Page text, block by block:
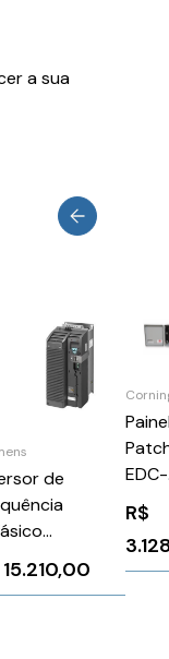
a sua
de
11Kw
Siemens
15.210,00
EDC-
R$